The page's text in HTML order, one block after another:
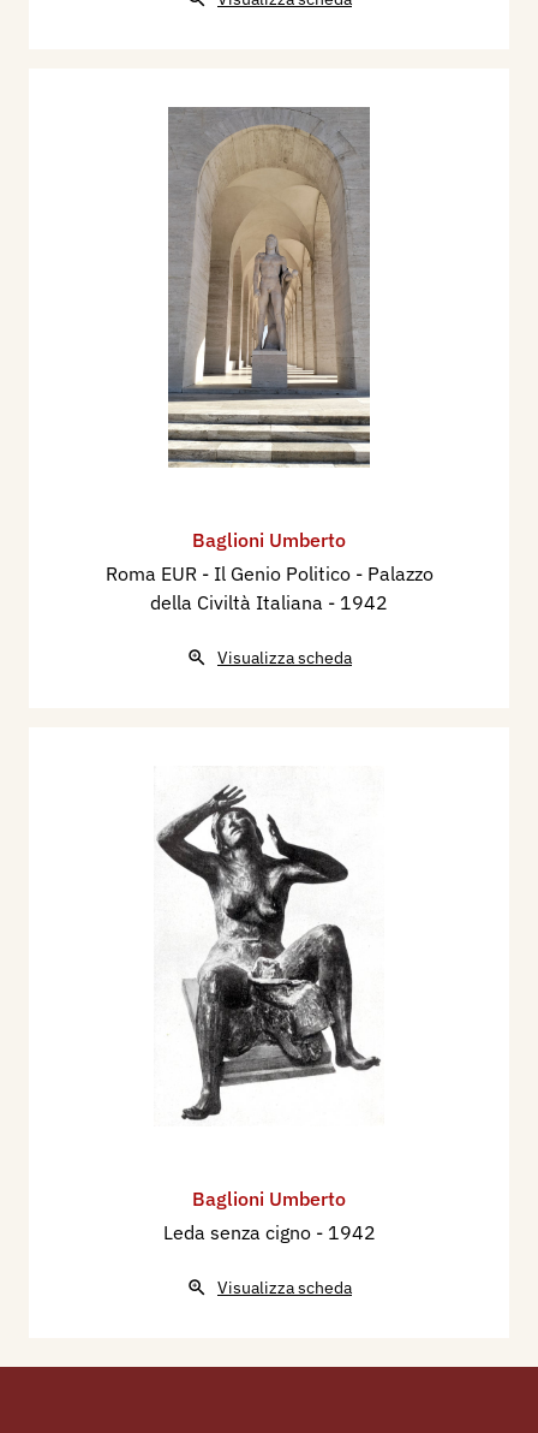
Baglioni Umberto
Roma EUR - Il Genio Politico - Palazzo
della Civiltà Italiana - 1942
Visualizza scheda
Baglioni Umberto
Leda senza cigno - 1942
Visualizza scheda